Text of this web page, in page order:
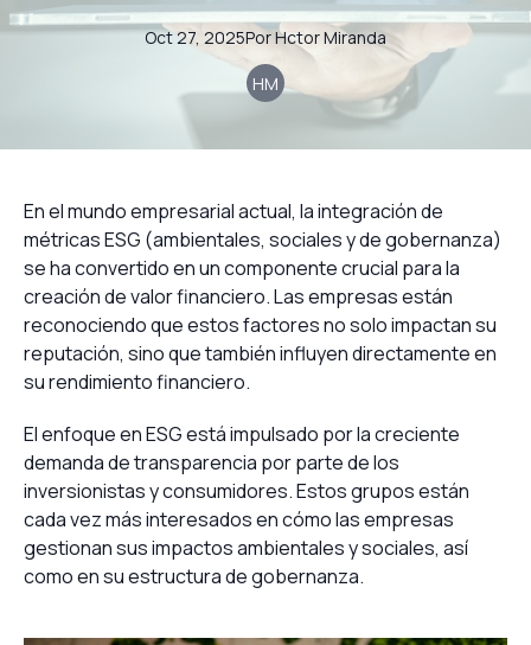
Oct 27, 2025PorHctorMiranda
HM
En el mundo empresarial actual, la integración de
métricas ESG (ambientales, sociales y de gobernanza)
se ha convertido en un componente crucial para la
creación de valor financiero. Las empresas están
reconociendo que estos factores no solo impactan su
reputación, sino que también influyen directamente en
su rendimiento financiero.
El enfoque en ESG está impulsado por la creciente
demanda de transparencia por parte de los
inversionistas y consumidores. Estos grupos están
cada vez más interesados en cómo las empresas
gestionan sus impactos ambientales y sociales, así
como en su estructura de gobernanza.